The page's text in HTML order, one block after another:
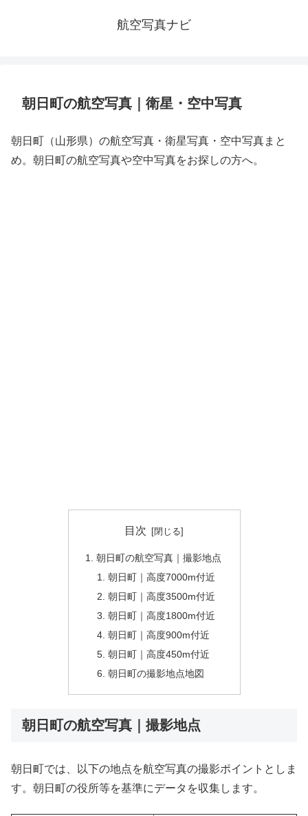
航空写真ナビ
朝日町の航空写真｜衛星・空中写真
朝日町（山形県）の航空写真・衛星写真・空中写真まと
め。朝日町の航空写真や空中写真をお探しの方へ。
目次
朝日町の航空写真｜撮影地点
朝日町｜高度7000m付近
朝日町｜高度3500m付近
朝日町｜高度1800m付近
朝日町｜高度900m付近
朝日町｜高度450m付近
朝日町の撮影地点地図
朝日町の航空写真｜撮影地点
朝日町では、以下の地点を航空写真の撮影ポイントとしま
す。朝日町の役所等を基準にデータを収集します。